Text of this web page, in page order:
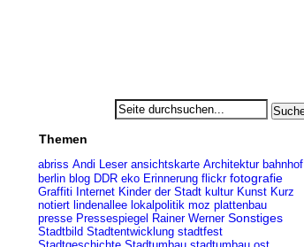
Themen
abriss Andi Leser ansichtskarte Architektur bahnhof
berlin blog DDR eko Erinnerung flickr fotografie
Graffiti Internet Kinder der Stadt kultur Kunst Kurz
notiert lindenallee lokalpolitik moz plattenbau
presse Pressespiegel Rainer Werner Sonstiges
Stadtbild Stadtentwicklung stadtfest